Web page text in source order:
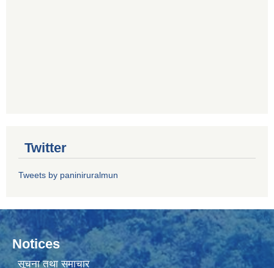
Twitter
Tweets by paniniruralmun
Notices
सूचना तथा समाचार